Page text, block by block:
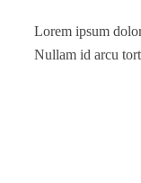
Lorem ipsum
Nullam id arcu